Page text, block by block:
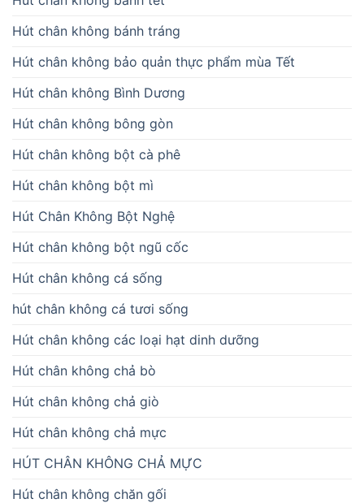
Hút chân không bánh tráng
Hút chân không bảo quản thực phẩm mùa Tết
Hút chân không Bình Dương
Hút chân không bông gòn
Hút chân không bột cà phê
Hút chân không bột mì
Hút Chân Không Bột Nghệ
Hút chân không bột ngũ cốc
Hút chân không cá sống
hút chân không cá tươi sống
Hút chân không các loại hạt dinh dưỡng
Hút chân không chả bò
Hút chân không chả giò
Hút chân không chả mực
HÚT CHÂN KHÔNG CHẢ MỰC
Hút chân không chăn gối